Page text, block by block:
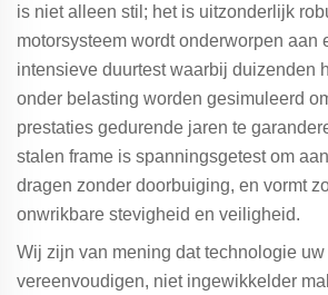
is niet alleen stil; het is uitzonderlijk
motorsysteem wordt onderworpen aan
intensieve duurtest waarbij duizenden
onder belasting worden gesimuleerd
prestaties gedurende jaren te
stalen frame is spanningsgetest om
dragen zonder doorbuiging, en vormt
onwrikbare stevigheid en veiligheid.
Wij zijn van mening dat technologie
vereenvoudigen, niet ingewikkelder